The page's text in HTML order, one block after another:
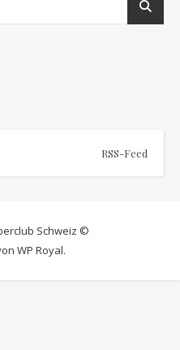
RSS-Feed
Schweiz ©
WP Royal.